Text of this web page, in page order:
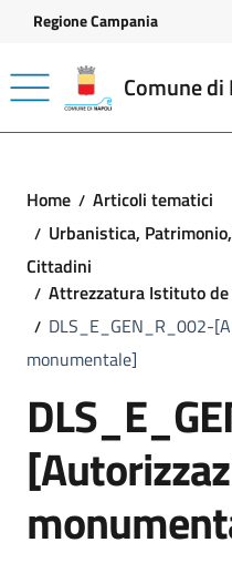
Vai ai contenuti
Vai al footer
Regione Campania
Comune
Home
Articoli tematici
Urbanistica,
Cittadini
Attrezzatura Istituto de
DLS_E_GEN_R_002-
monumentale]